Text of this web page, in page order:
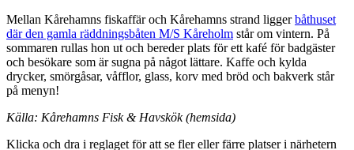
Mellan Kårehamns fiskaffär och Kårehamns strand liggerbåthuset
där den gamla räddningsbåten M/S Kåreholm står om vintern. På
sommaren rullas hon ut och bereder plats för ett kafé för badgäster
och besökare som är sugna på något lättare. Kaffe och kylda
drycker, smörgåsar, våfflor, glass, korv med bröd och bakverk står
på menyn!
Källa: Kårehamns Fisk & Havskök (hemsida)
Klicka och dra i reglaget för att se fler eller färre platser i närhetern